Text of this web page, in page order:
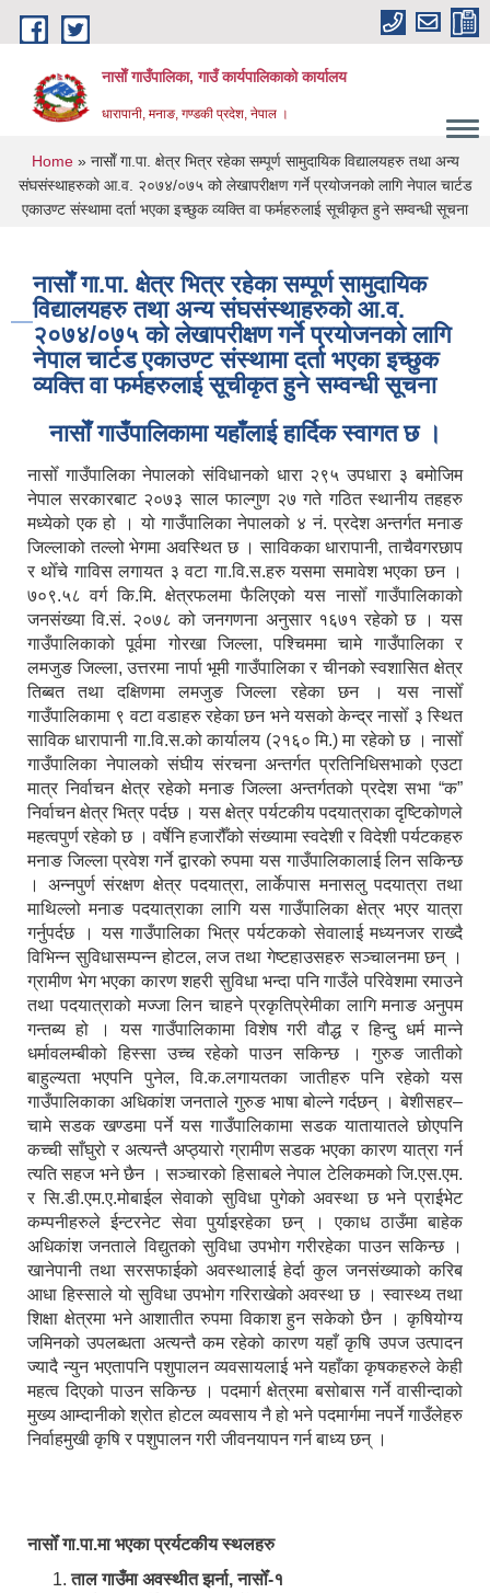
Skip to main content
नासाेँ गाउँपालिका, गाउँ कार्यपालिकाकाे कार्यालय
धारापानी, मनाङ, गण्डकी प्रदेश, नेपाल ।
You are here
Home» नासाेँ गा.पा. क्षेत्र भित्र रहेका सम्पूर्ण सामुदायिक विद्यालयहरु तथा अन्य
स‌ंघसंस्थाहरुकाे आ.व. २०७४/०७५ को लेखापरीक्षण गर्ने प्रयोजनको लागि नेपाल चार्टड
एकाउण्ट संस्थामा दर्ता भएका इच्छुक व्यक्ति वा फर्महरुलाई सूचीकृत हुने सम्वन्धी सूचना
नासाेँ गा.पा. क्षेत्र भित्र रहेका सम्पूर्ण सामुदायिक
विद्यालयहरु तथा अन्य स‌ंघसंस्थाहरुकाे आ.व.
२०७४/०७५ को लेखापरीक्षण गर्ने प्रयोजनको लागि
नेपाल चार्टड एकाउण्ट संस्थामा दर्ता भएका इच्छुक
व्यक्ति वा फर्महरुलाई सूचीकृत हुने सम्वन्धी सूचना
नासाेँ गाउँपालिकामा यहाँलाई हार्दिक स्वागत छ ।
नासोँ गाउँपालिका नेपालको संविधानको धारा २९५ उपधारा ३ बमोजिम
नेपाल सरकारबाट २०७३ साल फाल्गुण २७ गते गठित स्थानीय तहहरु
मध्येको एक हो । यो गाउँपालिका नेपालको ४ नं. प्रदेश अन्तर्गत मनाङ
जिल्लाको तल्लो भेगमा अवस्थित छ । साविकका धारापानी‚ ताचैवगरछाप
र थोँचे गाविस लगायत ३ वटा गा.वि.स.हरु यसमा समावेश भएका छन ।
७०९.५८ वर्ग कि.मि. क्षेत्रफलमा फैलिएको यस नासोँ गाउँपालिकाको
जनसंख्या वि.सं. २०७८ को जनगणना अनुसार १६७१ रहेको छ । यस
गाउँपालिकाको पूर्वमा गोरखा जिल्ला, पश्चिममा चामे गाउँपालिका र
लमजुङ जिल्ला, उत्तरमा नार्पा भूमी गाउँपालिका र चीनको स्वशासित क्षेत्र
तिब्बत तथा दक्षिणमा लमजुङ जिल्ला रहेका छन । यस नासोँ
गाउँपालिकामा ९ वटा वडाहरु रहेका छन भने यसको केन्द्र नासोँ ३ स्थित
साविक धारापानी गा.वि.स.को कार्यालय (२१६० मि.) मा रहेको छ । नासोँ
गाउँपालिका नेपालको संघीय संरचना अन्तर्गत प्रतिनिधिसभाको एउटा
मात्र निर्वाचन क्षेत्र रहेको मनाङ जिल्ला अन्तर्गतको प्रदेश सभा “क”
निर्वाचन क्षेत्र भित्र पर्दछ । यस क्षेत्र पर्यटकीय पदयात्राका दृष्टिकोणले
महत्वपुर्ण रहेको छ । वर्षेनि हजारौँको संख्यामा स्वदेशी र विदेशी पर्यटकहरु
मनाङ जिल्ला प्रवेश गर्ने द्वारको रुपमा यस गाउँपालिकालाई लिन सकिन्छ
। अन्नपुर्ण संरक्षण क्षेत्र पदयात्रा, लार्केपास मनासलु पदयात्रा तथा
माथिल्लो मनाङ पदयात्राका लागि यस गाउँपालिका क्षेत्र भएर यात्रा
गर्नुपर्दछ । यस गाउँपालिका भित्र पर्यटकको सेवालाई मध्यनजर राख्दै
विभिन्न सुविधासम्पन्न होटल, लज तथा गेष्टहाउसहरु सञ्चालनमा छन् ।
ग्रामीण भेग भएका कारण शहरी सुविधा भन्दा पनि गाउँले परिवेशमा रमाउने
तथा पदयात्राको मज्जा लिन चाहने प्रकृतिप्रेमीका लागि मनाङ अनुपम
गन्तब्य हो । यस गाउँपालिकामा विशेष गरी वौद्ध र हिन्दु धर्म मान्ने
धर्मावलम्बीको हिस्सा उच्च रहेको पाउन सकिन्छ । गुरुङ जातीको
बाहुल्यता भएपनि पुनेल, वि.क.लगायतका जातीहरु पनि रहेको यस
गाउँपालिकाका अधिकांश जनताले गुरुङ भाषा बोल्ने गर्दछन् । बेशीसहर–
चामे सडक खण्डमा पर्ने यस गाउँपालिकामा सडक यातायातले छोएपनि
कच्ची साँघुरो र अत्यन्तै अप्ठ्यारो ग्रामीण सडक भएका कारण यात्रा गर्न
त्यति सहज भने छैन । सञ्चारको हिसाबले नेपाल टेलिकमको जि.एस.एम.
र सि.डी.एम.ए.मोबाईल सेवाको सुविधा पुगेको अवस्था छ भने प्राईभेट
कम्पनीहरुले ईन्टरनेट सेवा पुर्याइरहेका छन् । एकाध ठाउँमा बाहेक
अधिकांश जनताले विद्युतको सुविधा उपभोग गरीरहेका पाउन सकिन्छ ।
खानेपानी तथा सरसफाईको अवस्थालाई हेर्दा कुल जनसंख्याको करिब
आधा हिस्साले यो सुविधा उपभोग गरिराखेको अवस्था छ । स्वास्थ्य तथा
शिक्षा क्षेत्रमा भने आशातीत रुपमा विकाश हुन सकेको छैन । कृषियोग्य
जमिनको उपलब्धता अत्यन्तै कम रहेको कारण यहाँ कृषि उपज उत्पादन
ज्यादै न्युन भएतापनि पशुपालन व्यवसायलाई भने यहाँका कृषकहरुले केही
महत्व दिएको पाउन सकिन्छ । पदमार्ग क्षेत्रमा बसोबास गर्ने वासीन्दाको
मुख्य आम्दानीको श्रोत होटल व्यवसाय नै हो भने पदमार्गमा नपर्ने गाउँलेहरु
निर्वाहमुखी कृषि र पशुपालन गरी जीवनयापन गर्न बाध्य छन् ।
नासोँ गा.पा.मा भएका प्रर्यटकीय स्थलहरु
ताल गाउँमा अवस्थीत झर्ना, नासोँ-१